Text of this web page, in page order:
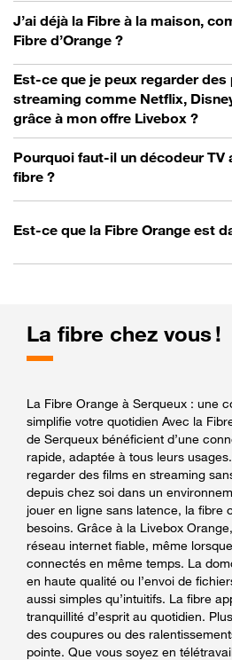
J’ai déjà la Fibre à la maison,
Fibre d’Orange ?
Est-ce que je peux regarder
streaming comme Netflix,
grâce à mon offre Livebox ?
Pourquoi faut-il un décodeur TV
fibre ?
Est-ce que la Fibre Orange est
La fibre chez vous !
La Fibre Orange à Serqueux : une
simplifie votre quotidien Avec la
de Serqueux bénéficient d’une
rapide, adaptée à tous leurs
regarder des films en streaming
depuis chez soi dans un
jouer en ligne sans latence, la fibre
besoins. Grâce à la Livebox
réseau internet fiable, même
connectés en même temps. La
en haute qualité ou l’envoi de
aussi simples qu’intuitifs. La fibre
tranquillité d’esprit au quotidien.
des coupures ou des
pointe. Que vous soyez en